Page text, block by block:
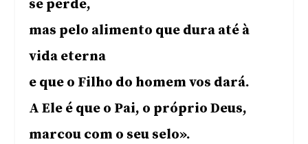
se perde,
mas pelo alimento que dura até à
vida eterna
e que o Filho do homem vos dará.
A Ele é que o Pai, o próprio Deus,
marcou com o seu selo».